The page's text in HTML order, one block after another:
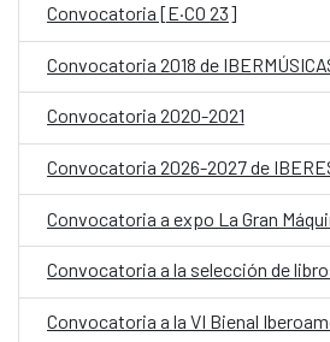
Convocatoria [E·CO 23]
Convocatoria 2020-2021
Convocatoria 2026-2027 de